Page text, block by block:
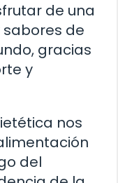
de una
de
gracias
y
nos
del